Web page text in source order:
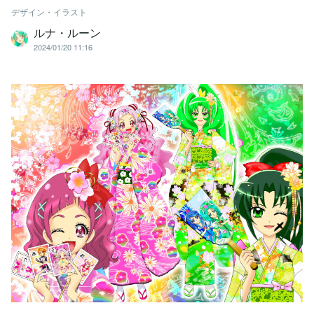
デザイン・イラスト
ルナ・ルーン
2024/01/20 11:16